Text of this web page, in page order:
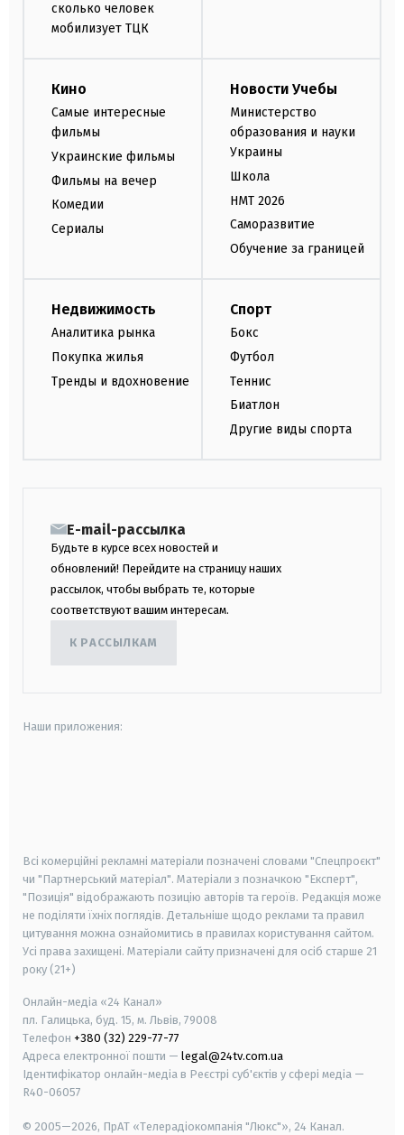
сколько человек
мобилизует ТЦК
Кино
Самые интересные
фильмы
Украинские фильмы
Фильмы на вечер
Комедии
Сериалы
Новости Учебы
Министерство
образования и науки
Украины
Школа
НМТ 2026
Саморазвитие
Обучение за границей
Недвижимость
Аналитика рынка
Покупка жилья
Тренды и вдохновение
Спорт
Бокс
Футбол
Теннис
Биатлон
Другие виды спорта
E-mail-рассылка
Будьте в курсе всех новостей и
обновлений! Перейдите на страницу наших
рассылок, чтобы выбрать те, которые
соответствуют вашим интересам.
К РАССЫЛКАМ
Наши приложения:
Всі комерційні рекламні матеріали позначені словами "Спецпроєкт"
чи "Партнерський матеріал". Матеріали з позначкою "Експерт",
"Позиція" відображають позицію авторів та героїв. Редакція може
не поділяти їхніх поглядів. Детальніше щодо реклами та правил
цитування можна ознайомитись в правилах користування сайтом.
Усі права захищені. Матеріали сайту призначені для осіб старше 21
року (21+)
Онлайн-медіа «24 Канал»
пл. Галицька, буд. 15, м. Львів, 79008
Телефон +380 (32) 229-77-77
Адреса електронної пошти — legal@24tv.com.ua
Ідентифікатор онлайн-медіа в Реєстрі суб'єктів у сфері медіа —
R40-06057
© 2005—2026, ПрАТ «Телерадіокомпанія "Люкс"», 24 Канал.